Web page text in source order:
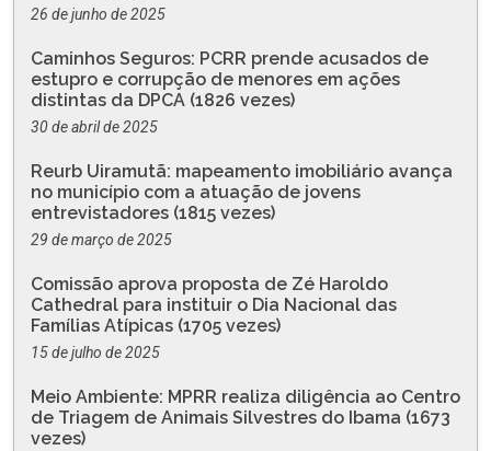
26 de junho de 2025
Caminhos Seguros: PCRR prende acusados de
estupro e corrupção de menores em ações
distintas da DPCA (1826 vezes)
30 de abril de 2025
Reurb Uiramutã: mapeamento imobiliário avança
no município com a atuação de jovens
entrevistadores (1815 vezes)
29 de março de 2025
Comissão aprova proposta de Zé Haroldo
Cathedral para instituir o Dia Nacional das
Famílias Atípicas (1705 vezes)
15 de julho de 2025
Meio Ambiente: MPRR realiza diligência ao Centro
de Triagem de Animais Silvestres do Ibama (1673
vezes)